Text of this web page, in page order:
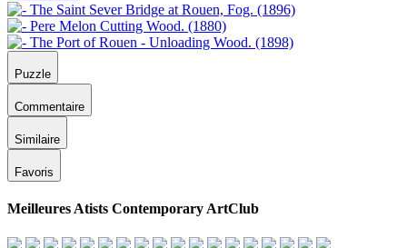
Puzzle
Commentaire
Similaire
Favoris
Meilleures Atists Contemporary ArtClub